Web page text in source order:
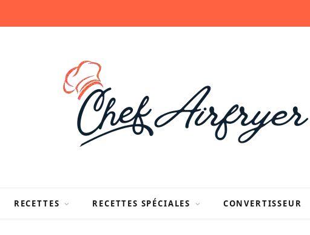
RECETTES RECETTES SPÉCIALES CONVERTISSEUR